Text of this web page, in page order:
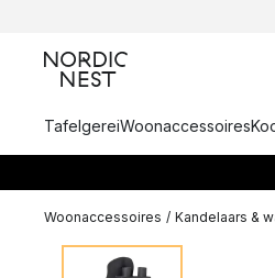
TafelgereiWoonaccessoires
Woonaccessoires / Kandelaars &